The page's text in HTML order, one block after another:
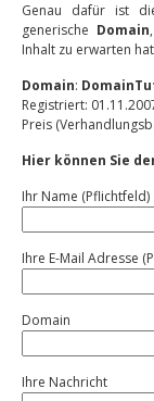
Genau dafür ist
generische Domain
Inhalt zu erwarten
Domain:
Registriert:
Preis
Hier können Sie
Ihr Name (Pflichtfeld)
Ihre E-Mail Adresse
Domain
Ihre Nachricht